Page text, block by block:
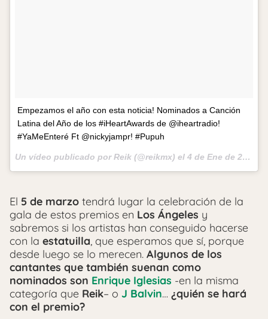
Empezamos el año con esta noticia! Nominados a Canción
Latina del Año de los #iHeartAwards de @iheartradio!
#YaMeEnteré Ft @nickyjampr! #Pupuh
Un vídeo publicado por Reik (@reikmx) el 4 de Ene de 2017 a la(s) 12:23 PST
El 5 de marzo tendrá lugar la celebración de la
gala de estos premios en Los Ángeles y
sabremos si los artistas han conseguido hacerse
con la estatuilla, que esperamos que sí, porque
desde luego se lo merecen. Algunos de los
cantantes que también suenan como
nominados son Enrique Iglesias -en la misma
categoría que Reik– o J Balvin… ¿quién se hará
con el premio?